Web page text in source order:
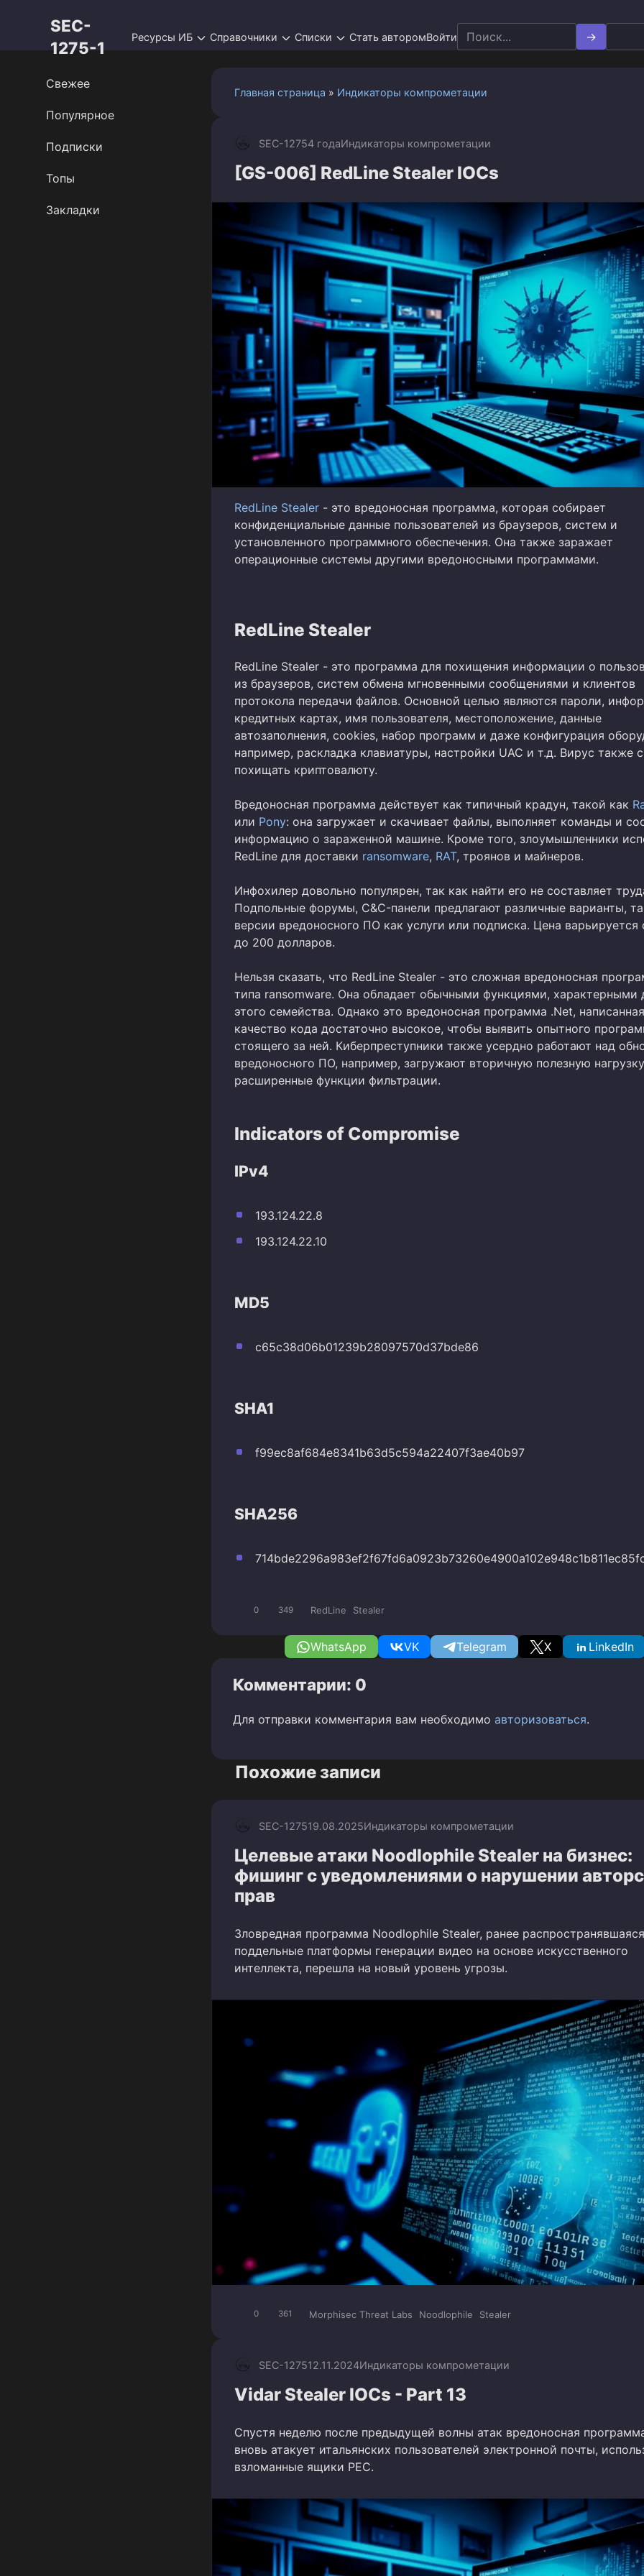
SEC-
1275-1
Ресурсы ИБ Справочники Списки Стать авторомВойти
Search
for:
Главная страница » Индикаторы компрометации
SEC-12754 годаИндикаторы компрометации
[GS-006] RedLine Stealer IOCs
RedLine Stealer - это вредоносная программа, которая собирает
конфиденциальные данные пользователей из браузеров, систем и
установленного программного обеспечения. Она также заражает
операционные системы другими вредоносными программами.
RedLine Stealer
RedLine Stealer - это программа для похищения информации о
из браузеров, систем обмена мгновенными сообщениями и клиентов
протокола передачи файлов. Основной целью являются пароли,
кредитных картах, имя пользователя, местоположение, данные
автозаполнения, cookies, набор программ и даже конфигурация
например, раскладка клавиатуры, настройки UAC и т.д. Вирус также
похищать криптовалюту.
Вредоносная программа действует как типичный крадун, такой как
или Pony: она загружает и скачивает файлы, выполняет команды и
информацию о зараженной машине. Кроме того, злоумышленники
RedLine для доставки ransomware, RAT, троянов и майнеров.
Инфохилер довольно популярен, так как найти его не составляет
Подпольные форумы, C&C-панели предлагают различные варианты,
версии вредоносного ПО как услуги или подписка. Цена варьируется
до 200 долларов.
Нельзя сказать, что RedLine Stealer - это сложная вредоносная
типа ransomware. Она обладает обычными функциями, характерными
этого семейства. Однако это вредоносная программа .Net,
качество кода достаточно высокое, чтобы выявить опытного
стоящего за ней. Киберпреступники также усердно работают над
вредоносного ПО, например, загружают вторичную полезную
расширенные функции фильтрации.
Indicators of Compromise
IPv4
193.124.22.8
193.124.22.10
MD5
c65c38d06b01239b28097570d37bde86
SHA1
f99ec8af684e8341b63d5c594a22407f3ae40b97
SHA256
0 349 RedLine Stealer
WhatsApp VK Telegram X LinkedIn
Комментарии: 0
Для отправки комментария вам необходимо авторизоваться.
Похожие записи
SEC-127519.08.2025Индикаторы компрометации
Целевые атаки Noodlophile Stealer на бизнес:
фишинг с уведомлениями о нарушении
прав
Зловредная программа Noodlophile Stealer, ранее
поддельные платформы генерации видео на основе искусственного
интеллекта, перешла на новый уровень угрозы.
0 361 Morphisec Threat Labs Noodlophile Stealer
SEC-127512.11.2024Индикаторы компрометации
Vidar Stealer IOCs - Part 13
Спустя неделю после предыдущей волны атак вредоносная
вновь атакует итальянских пользователей электронной почты,
взломанные ящики PEC.
Свежее
Популярное
Подписки
Топы
Закладки